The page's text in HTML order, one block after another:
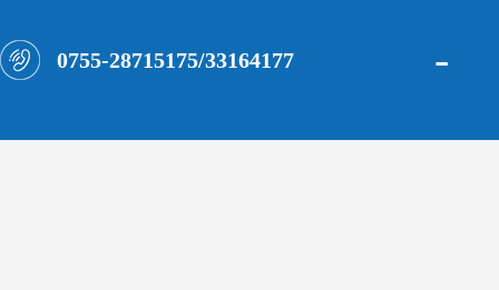
0755-28715175/33164177 -